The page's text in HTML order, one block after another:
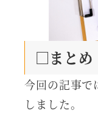
□まとめ
今回の記事で
しました。